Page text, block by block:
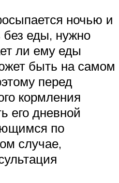
ночью и
без еды, нужно
ли ему еды
быть на самом
перед
кормления
его дневной
по
случае,